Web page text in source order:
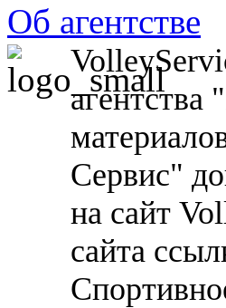
Об агентстве
Сервис"
на сайт
сайта